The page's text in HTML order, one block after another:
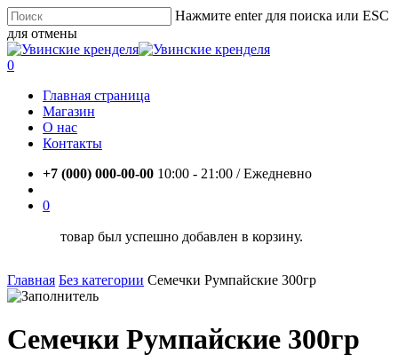
Skip
to
main
content
Нажмите enter для поиска или ESC
для отмены
Close
Search
account
0
Главная страница
Магазин
О нас
Контакты
+7 (000) 000-00-00 10:00 - 21:00 / Eжедневно
0
товар был успешно добавлен в корзину.
Главная Без категории Семечки Румпайские 300гр
Семечки Румпайские 300гр